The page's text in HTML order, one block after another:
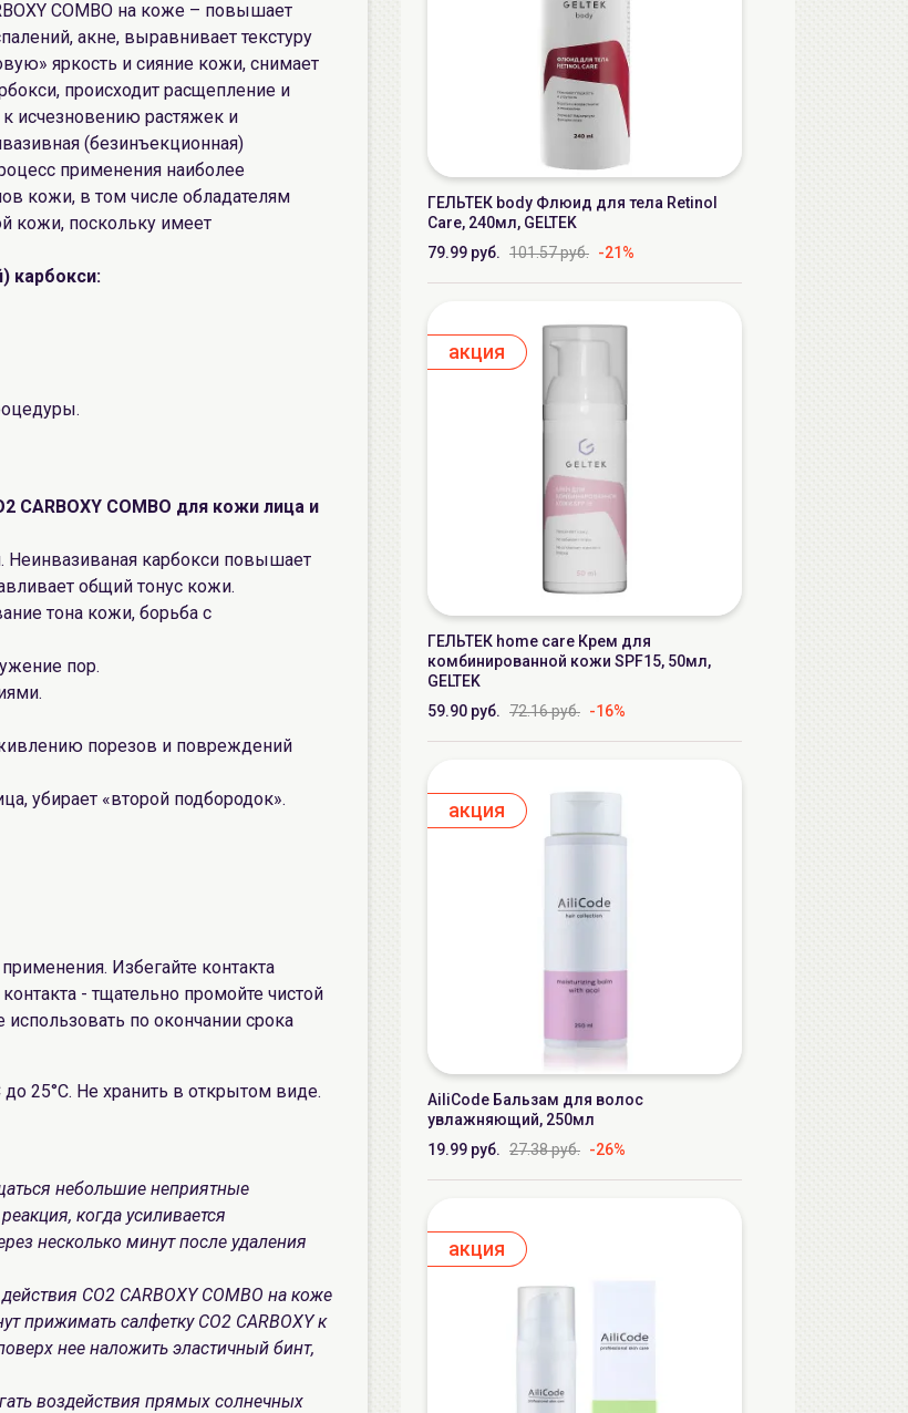
COMBO на коже – повышает
акне, выравнивает текстуру
яркость и сияние кожи, снимает
происходит расщепление и
исчезновению растяжек и
(безинъекционная)
применения наиболее
кожи, в том числе обладателям
кожи, поскольку имеет
карбокси:
CARBOXY COMBO для кожи лица и
Неинвазиваная карбокси повышает
общий тонус кожи.
тона кожи, борьба с
пор.
порезов и повреждений
убирает «второй подбородок».
Избегайте контакта
- тщательно промойте чистой
по окончании срока
до 25°С. Не хранить в открытом виде.
небольшие неприятные
когда усиливается
несколько минут после удаления
CO2 CARBOXY COMBO на коже
прижимать салфетку СО2 CARBOXY к
нее наложить эластичный бинт,
воздействия прямых солнечных
ГЕЛЬТЕК body Флюид для тела Retinol
Care, 240мл, GELTEK
79.99 руб. 101.57 руб. -21%
aкция
ГЕЛЬТЕК home care Крем для
комбинированной кожи SPF15, 50мл,
GELTEK
59.90 руб. 72.16 руб. -16%
aкция
AiliCode Бальзам для волос
увлажняющий, 250мл
19.99 руб. 27.38 руб. -26%
aкция